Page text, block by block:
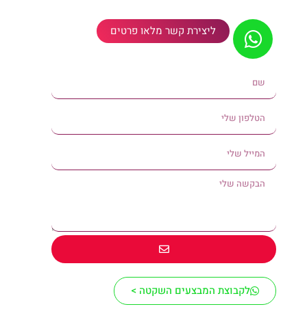
ליצירת קשר מלאו פרטים
לקבוצת המבצעים השקטה >